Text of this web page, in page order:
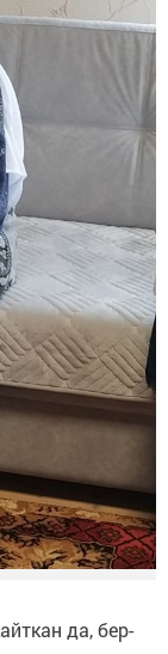
да, бер-